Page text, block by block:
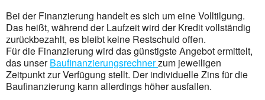
Bei der Finanzierung handelt es sich um eine Volltilgung.
Das heißt, während der Laufzeit wird der Kredit vollständig
zurückbezahlt, es bleibt keine Restschuld offen.
Für die Finanzierung wird das günstigste Angebot ermittelt,
das unserBaufinanzierungsrechnerzum jeweiligen
Zeitpunkt zur Verfügung stellt. Der individuelle Zins für die
Baufinanzierung kann allerdings höher ausfallen.